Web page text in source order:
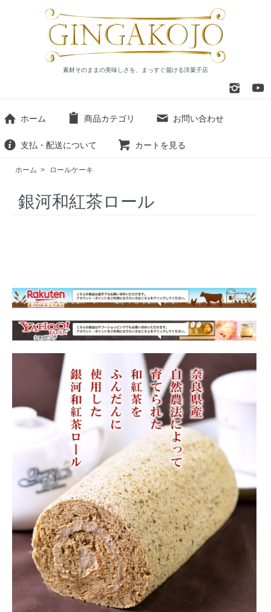
素材そのままの美味しさを、まっすぐ届ける洋菓子店
ホーム 商品カテゴリ お問い合わせ
支払・配送について カートを見る
ホーム > ロールケーキ
銀河和紅茶ロール